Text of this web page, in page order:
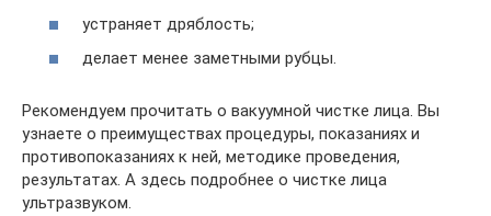
устраняет дряблость;
делает менее заметными рубцы.
Рекомендуем прочитать о вакуумной чистке лица. Вы
узнаете о преимуществах процедуры, показаниях и
противопоказаниях к ней, методике проведения,
результатах. А здесь подробнее о чистке лица
ультразвуком.